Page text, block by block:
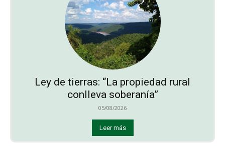
Ley de tierras: “La propiedad rural
conlleva soberanía”
05/08/2026
Leer más